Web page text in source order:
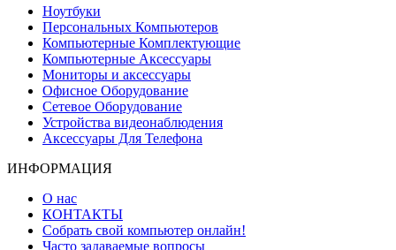
Ноутбуки
Персональных Компьютеров
Компьютерные Комплектующие
Компьютерные Аксессуары
Мониторы и аксессуары
Офисное Оборудование
Сетевое Оборудование
Устройства видеонаблюдения
Аксессуары Для Телефона
ИНФОРМАЦИЯ
О нас
КОНТАКТЫ
Собрать свой компьютер онлайн!
Часто задаваемые вопросы